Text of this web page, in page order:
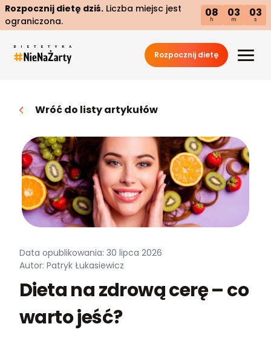
Rozpocznij dietę dziś. Liczba miejsc jest
ograniczona.
08
h
03
m
02
s
Rozpocznij dietę
Wróć do listy artykułów
Data opublikowania: 30 lipca 2026
Autor: Patryk Łukasiewicz
Dieta na zdrową cerę – co
warto jeść?